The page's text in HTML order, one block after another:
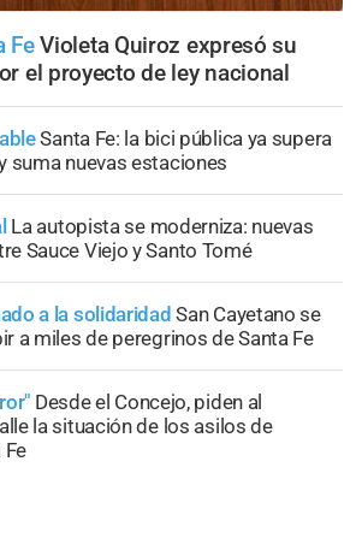
Fe Violeta Quiroz expresó su
el proyecto de ley nacional
Santa Fe: la bici pública ya supera
suma nuevas estaciones
La autopista se moderniza: nuevas
Sauce Viejo y Santo Tomé
a la solidaridad San Cayetano se
a miles de peregrinos de Santa Fe
Desde el Concejo, piden al
la situación de los asilos de
Fe